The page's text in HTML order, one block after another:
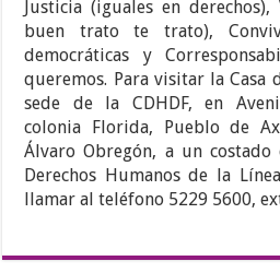
Justicia (iguales en
buen trato te trato),
democráticas y
queremos. Para visitar la Casa
sede de la CDHDF, en
colonia Florida, Pueblo de
Álvaro Obregón, a un costado
Derechos Humanos de la
llamar al teléfono 5229 5600,